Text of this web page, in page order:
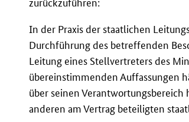
zurückzuführen:
In der Praxis der staatlichen
Durchführung des betreffenden
Leitung eines Stellvertreters des
übereinstimmenden Auffassungen
über seinen
anderen am Vertrag beteiligten